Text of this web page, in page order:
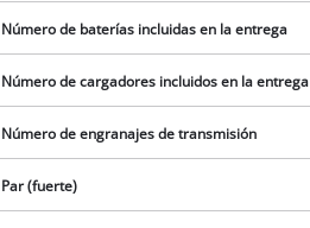
Número de baterías incluidas en la entrega
Número de cargadores incluidos en la entrega
Número de engranajes de transmisión
Par (fuerte)